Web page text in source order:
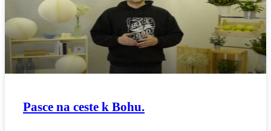
Pasce na ceste k Bohu.